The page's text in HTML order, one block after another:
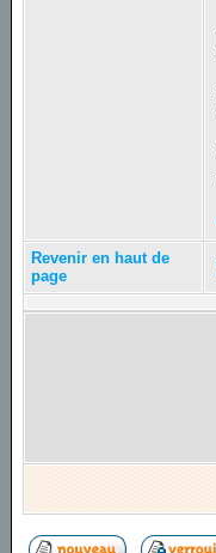
Revenir en haut de
page